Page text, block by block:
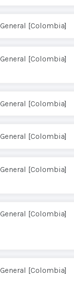
General [Colombia]
General [Colombia]
General [Colombia]
General [Colombia]
General [Colombia]
General [Colombia]
General [Colombia]